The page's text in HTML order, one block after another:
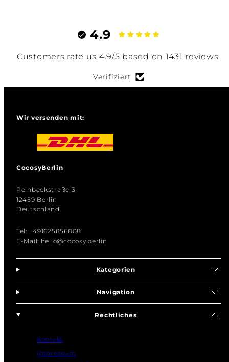
4.9
Customers rate us 4.9/5 based on 1431 reviews.
Verifiziert
Wir versenden mit:
CocosyBerlin
Reinbeckstraße 3
12459 Berlin
Deutschland
Tel: +491625856808
E-Mail: hello@cocosy.berlin
Kategorien
Navigation
Rechtliches
Kontakt
Impressum